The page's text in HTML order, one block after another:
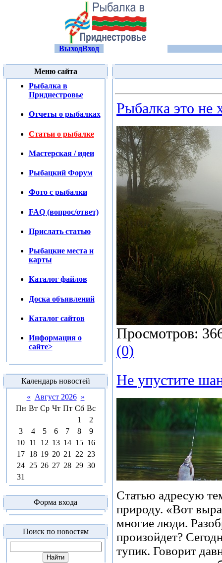
ВыходВход
Меню сайта
Рыбалка в
Приднестровье
Отчеты о рыбалках
Статьи о рыбалке
Мастерская / идеи
Рыбацкий Форум
Фото с рыбалки
FAQ (вопрос/ответ)
Прислать статью
Рыбацкие места и
карты
Каталог файлов
Доска объявлений
Каталог сайтов
Информация о
сайте>
Календарь новостей
« Август 2026 »
Пн Вт Ср Чт Пт Сб Вс
1
2
3
4 5 6 7 8
9
10 11 12 13 14 15 16
17 18 19 20 21 22 23
24 25 26 27 28 29 30
31
Форма входа
Поиск по новостям
Рыбалка это не
Просмотров:
(0)
Не упустите
Статью адресую
природу. «Вот
многие люди.
произойдет?
тупик. Говорит